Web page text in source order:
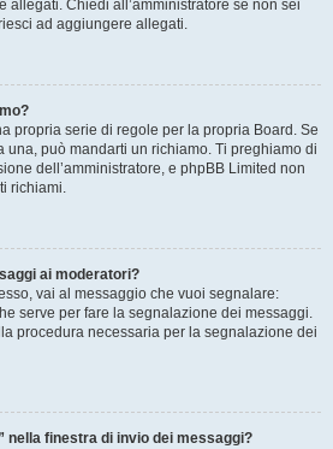
allegati. Chiedi all’amministratore se non sei
ad aggiungere allegati.
propria serie di regole per la propria Board. Se
una, può mandarti un richiamo. Ti preghiamo di
dell’amministratore, e phpBB Limited non
richiami.
ai moderatori?
vai al messaggio che vuoi segnalare:
serve per fare la segnalazione dei messaggi.
procedura necessaria per la segnalazione dei
nella finestra di invio dei messaggi?